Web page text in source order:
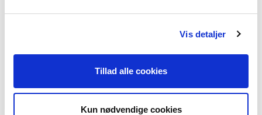
Vis detaljer
Tillad alle cookies
Kun nødvendige cookies
SAAMIMIUSUT